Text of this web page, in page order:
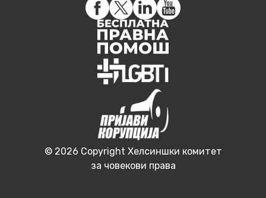
© 2026 Copyright Хелсиншки комитет
за човекови права